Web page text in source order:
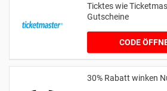
Ticktes wie
Gutscheine
CODE
30% Rabatt winken